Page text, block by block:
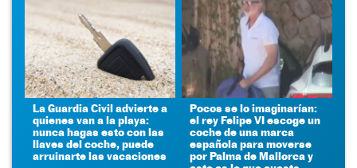
La Guardia Civil advierte a
quienes van a la playa:
nunca hagas esto con las
llaves del coche, puede
arruinarte las vacaciones
Pocos se lo imaginarían:
el rey Felipe VI escoge un
coche de una marca
española para moverse
por Palma de Mallorca y